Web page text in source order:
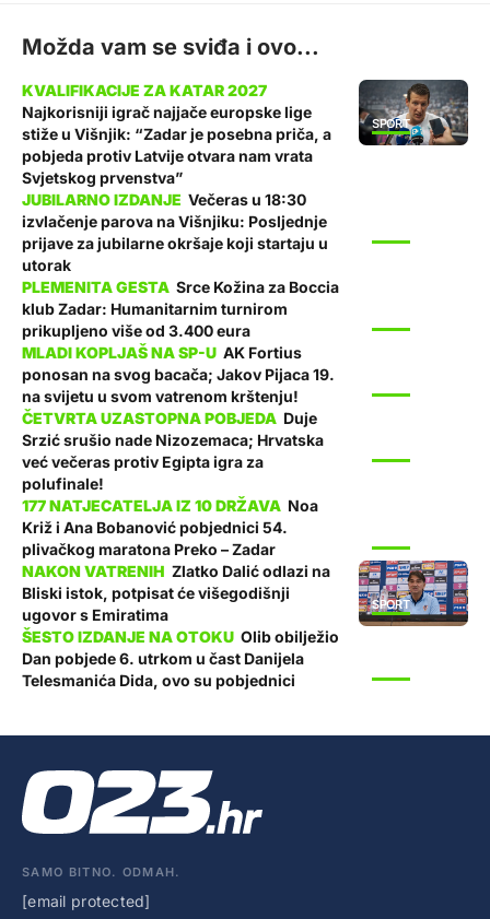
Možda vam se sviđa i ovo...
SPORT
Najkorisniji igrač najjače europske lige
stiže u Višnjik: “Zadar je posebna priča, a
pobjeda protiv Latvije otvara nam vrata
Svjetskog prvenstva”
Večeras u 18:30
izvlačenje parova na Višnjiku: Posljednje
prijave za jubilarne okršaje koji startaju u
utorak
Srce Kožina za Boccia
klub Zadar: Humanitarnim turnirom
prikupljeno više od 3.400 eura
AK Fortius
ponosan na svog bacača; Jakov Pijaca 19.
na svijetu u svom vatrenom krštenju!
Duje
Srzić srušio nade Nizozemaca; Hrvatska
već večeras protiv Egipta igra za
polufinale!
Noa
Križ i Ana Bobanović pobjednici 54.
plivačkog maratona Preko – Zadar
SPORT
Zlatko Dalić odlazi na
Bliski istok, potpisat će višegodišnji
ugovor s Emiratima
Olib obilježio
Dan pobjede 6. utrkom u čast Danijela
Telesmanića Dida, ovo su pobjednici
SAMO BITNO. ODMAH.
[email protected]